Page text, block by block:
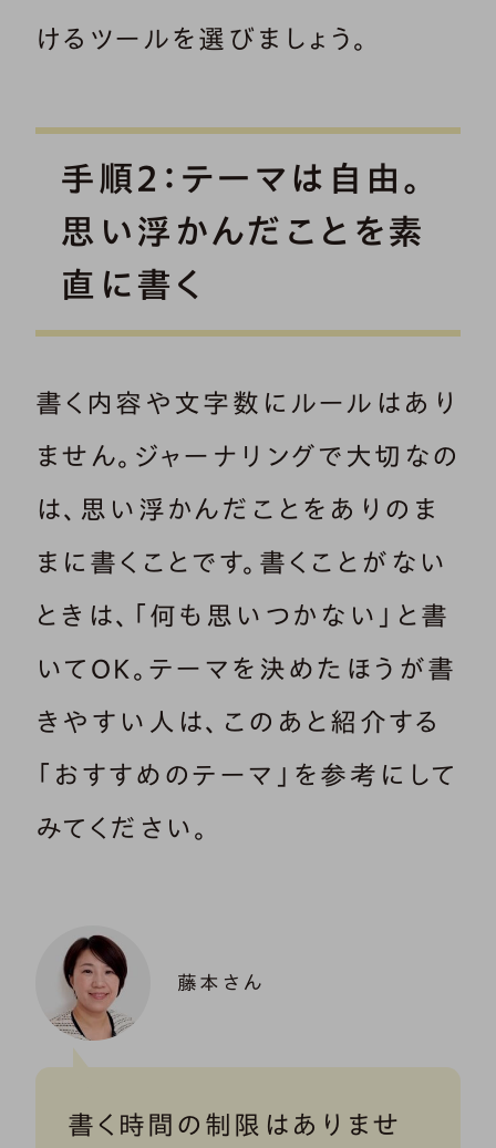
けるツールを選びましょう。
手順2：テーマは自由。
思い浮かんだことを素
直に書く
書く内容や文字数にルールはあり
ません。ジャーナリングで大切なの
は、思い浮かんだことをありのま
まに書くことです。書くことがない
ときは、「何も思いつかない」と書
いてOK。テーマを決めたほうが書
きやすい人は、このあと紹介する
「おすすめのテーマ」を参考にして
みてください。
藤本さん
書く時間の制限はありませ